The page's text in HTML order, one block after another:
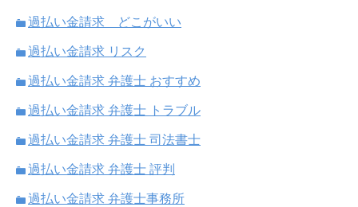
過払い金請求 どこがいい
過払い金請求 リスク
過払い金請求 弁護士 おすすめ
過払い金請求 弁護士 トラブル
過払い金請求 弁護士 司法書士
過払い金請求 弁護士 評判
過払い金請求 弁護士事務所